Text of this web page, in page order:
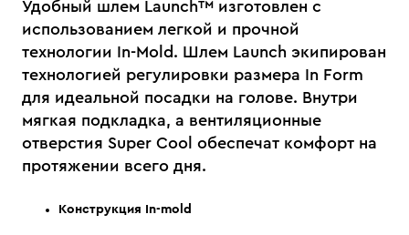
Удобный шлем Launch™ изготовлен с
использованием легкой и прочной
технологии In-Mold. Шлем Launch экипирован
технологией регулировки размера In Form
для идеальной посадки на голове. Внутри
мягкая подкладка, а вентиляционные
отверстия Super Cool обеспечат комфорт на
протяжении всего дня.
Конструкция In-mold